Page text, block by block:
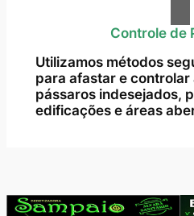
Controle de
Utilizamos métodos
para afastar e controlar
pássaros indesejados,
edificações e áreas